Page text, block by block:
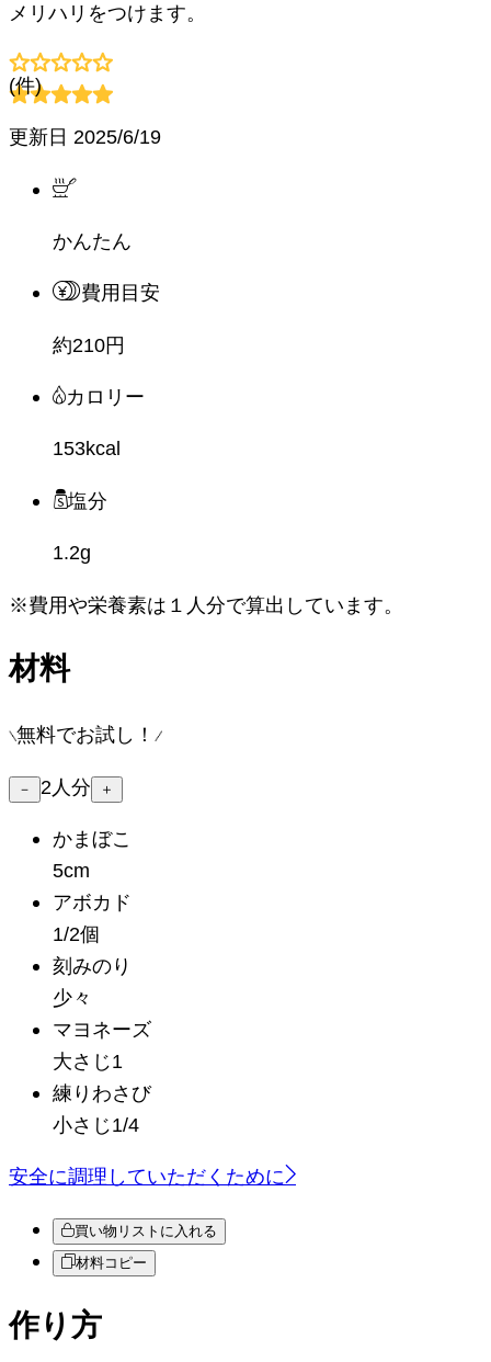
メリハリをつけます。
(件)
更新日 2025/6/19
かんたん
費用目安
約210円
カロリー
153kcal
塩分
1.2g
※費用や栄養素は １人分で算出しています。
材料
無料でお試し！
－ 2 人分 ＋
かまぼこ
5cm
アボカド
1/2個
刻みのり
少々
マヨネーズ
大さじ1
練りわさび
小さじ1/4
安全に調理していただくために
買い物リストに入れる
材料コピー
作り方